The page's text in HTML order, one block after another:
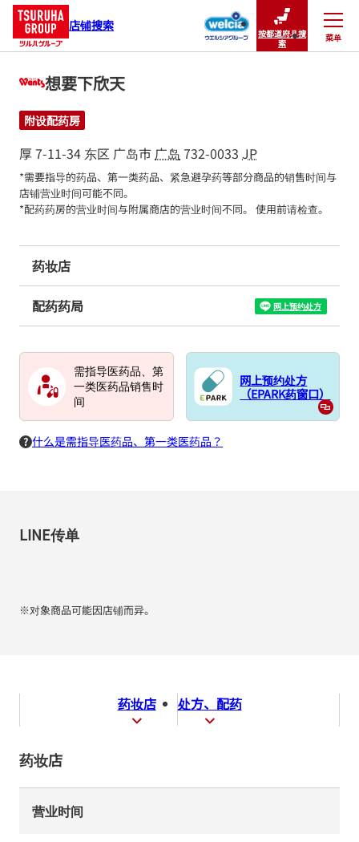
店铺搜索
按都道府县搜
索
菜单
关闭
想要下欣天
附设配药房
厚 7-11-34 东区 广岛市 广岛 732-0033 JP
*需要指导的药品、第一类药品、紧急避孕药等部分商品的销售时间与
店铺营业时间可能不同。
*配药药房的营业时间与附属商店的营业时间不同。 使用前请检查。
药妆店
配药药局 网上预约处方
需指导医药品、第
一类医药品销售时
间
网上预约处方
（EPARK药窗口）
什么是需指导医药品、第一类医药品？
LINE传单
※对象商品可能因店铺而异。
药妆店 处方、配药
药妆店
营业时间